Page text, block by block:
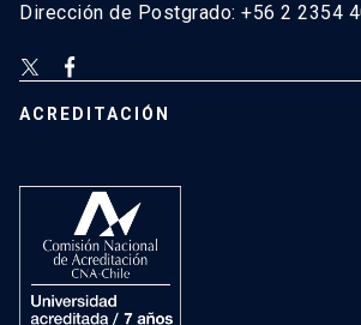
Dirección de Postgrado: +56 2 2354
ACREDITACIÓN